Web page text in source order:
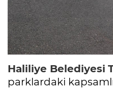
Haliliye Belediyesi
parklardaki